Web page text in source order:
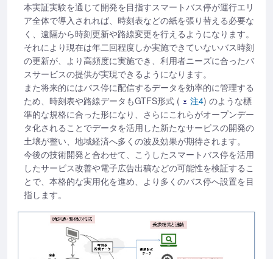
本実証実験を通じて開発を目指すスマートバス停が運行エリ
ア全体で導入されれば、時刻表などの紙を張り替える必要な
く、遠隔から時刻更新や路線変更を行えるようになります。
それにより現在は年二回程度しか実施できていないバス時刻
の更新が、より高頻度に実施でき、利用者ニーズに合ったバ
スサービスの提供が実現できるようになります。
また将来的にはバス停に配信するデータを効率的に管理する
ため、時刻表や路線データもGTFS形式 (
注4) のような標
準的な規格に合った形になり、さらにこれらがオープンデー
タ化されることでデータを活用した新たなサービスの開発の
土壌が整い、地域経済へ多くの波及効果が期待されます。
今後の技術開発と合わせて、こうしたスマートバス停を活用
したサービス改善や電子広告出稿などの可能性を検証するこ
とで、本格的な実用化を進め、より多くのバス停へ設置を目
指します。